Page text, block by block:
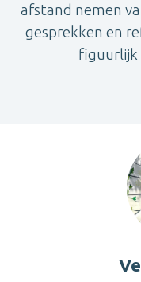
afstand nemen
gesprekken en
figuurlijk